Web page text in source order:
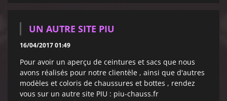
UN AUTRE SITE PIU
16/04/2017 01:49
Pour avoir un aperçu de ceintures et sacs que nous
avons réalisés pour notre clientèle , ainsi que d'autres
modèles et coloris de chaussures et bottes , rendez
vous sur un autre site PIU : piu-chauss.fr